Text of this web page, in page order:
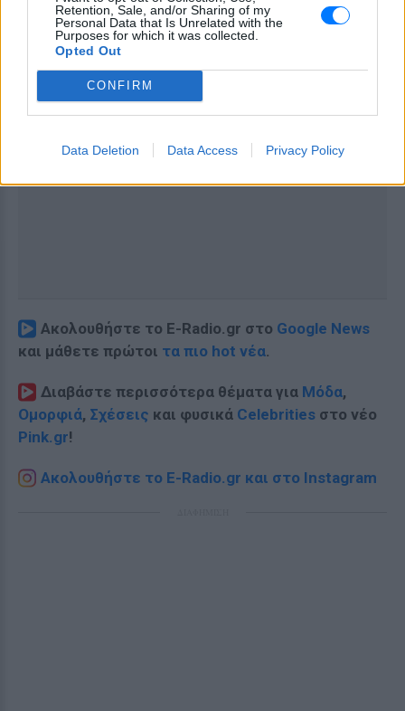
Retention, Sale, and/or Sharing of my
Personal Data that Is Unrelated with the
Purposes for which it was collected.
Opted Out
CONFIRM
Data Deletion Data Access Privacy Policy
Ακολουθήστε το E-Radio.gr στο Google News
και μάθετε πρώτοι τα πιο hot νέα.
Διαβάστε περισσότερα θέματα για Μόδα,
Ομορφιά, Σχέσεις και φυσικά Celebrities στο νέο
Pink.gr!
Ακολουθήστε το E-Radio.gr και στο Instagram